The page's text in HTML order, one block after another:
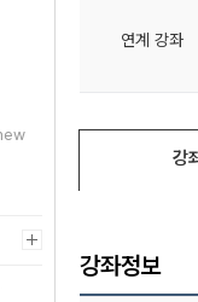
연계 강좌
강
강좌정보